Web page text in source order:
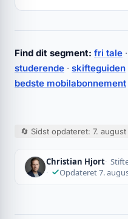
Find dit segment: fri tale ·
studerende · skifteguiden
bedste mobilabonnement
🔄 Sidst opdateret: 7.
Christian Hjort
Opdateret 7.